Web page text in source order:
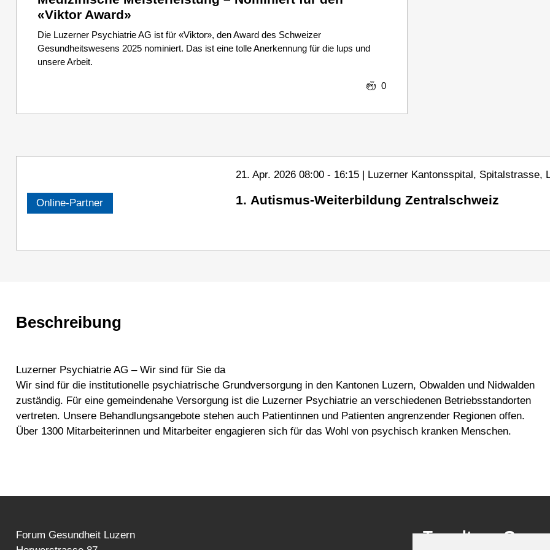
«Viktor Award»
Die Luzerner Psychiatrie AG ist für «Viktor», den Award des Schweizer
Gesundheitswesens 2025 nominiert. Das ist eine tolle Anerkennung für die lups und
unsere Arbeit.
0
Online-Partner
21. Apr. 2026 08:00 - 16:15 | Luzerner Kantonsspital, Spitalstrasse,
1. Autismus-Weiterbildung Zentralschweiz
Beschreibung
Luzerner Psychiatrie AG – Wir sind für Sie da
Wir sind für die institutionelle psychiatrische Grundversorgung in den Kantonen Luzern, Obwalden und Nidwalden
zuständig. Für eine gemeindenahe Versorgung ist die Luzerner Psychiatrie an verschiedenen Betriebsstandorten
vertreten. Unsere Behandlungsangebote stehen auch Patientinnen und Patienten angrenzender Regionen offen.
Über 1300 Mitarbeiterinnen und Mitarbeiter engagieren sich für das Wohl von psychisch kranken Menschen.
Forum Gesundheit Luzern
Trendtage